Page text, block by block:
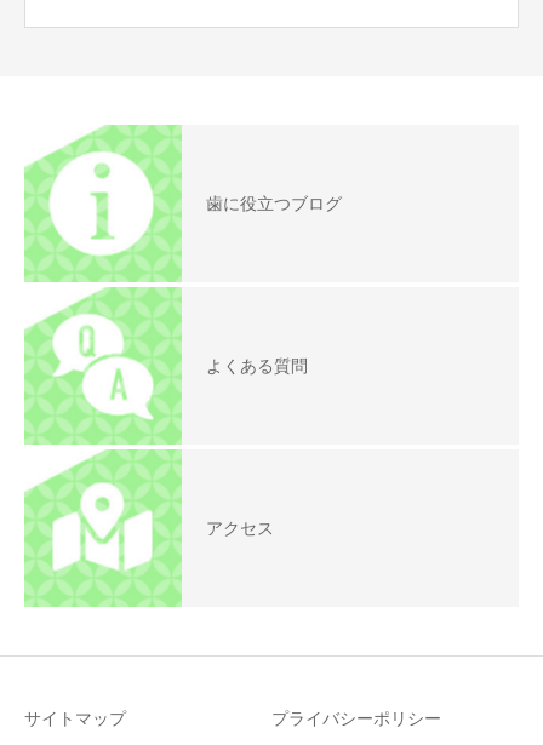
歯に役立つブログ
よくある質問
アクセス
サイトマップ プライバシーポリシー